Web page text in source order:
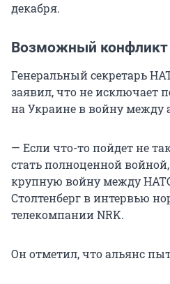
декабря.
Возможный
Генеральный секретарь
заявил, что не исключает
на Украине в войну между
— Если что-то пойдет не
стать полноценной
крупную войну между
Столтенберг в интервью
телекомпании NRK.
Он отметил, что альянс